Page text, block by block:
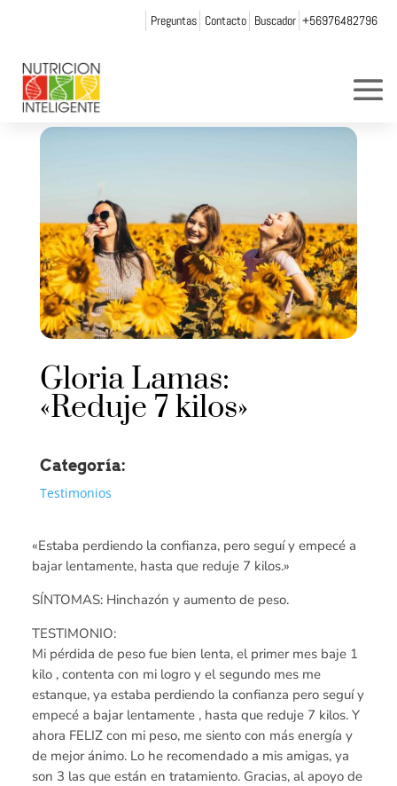
Preguntas Contacto Buscador +56976482796
Gloria Lamas:
«Reduje 7 kilos»
Categoría:
Testimonios
«Estaba perdiendo la confianza, pero seguí y empecé a
bajar lentamente, hasta que reduje 7 kilos.»
SÍNTOMAS: Hinchazón y aumento de peso.
TESTIMONIO:
Mi pérdida de peso fue bien lenta, el primer mes baje 1
kilo , contenta con mi logro y el segundo mes me
estanque, ya estaba perdiendo la confianza pero seguí y
empecé a bajar lentamente , hasta que reduje 7 kilos. Y
ahora FELIZ con mi peso, me siento con más energía y
de mejor ánimo. Lo he recomendado a mis amigas, ya
son 3 las que están en tratamiento. Gracias, al apoyo de